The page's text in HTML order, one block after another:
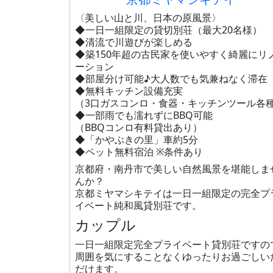
〈美しい山と川、日本の原風景〉
◆一日一組限定の貸切別荘（最大20名様）
◆清流で川遊びが楽しめる
◆築150年超の古民家を使いやすく綺麗にリ
ーション
◆部屋分け可能♪大人数でも気兼ねなく滞在
◆無料キッチン設備充実
（3口ガスコンロ・食器・キッチンツール各種
◆一部雨でも濡れずにBBQ可能
（BBQコンロ有料貸出あり）
◆「かやぶきの里」車約5分
◆ペット無料宿泊 ※条件あり
京都府・南丹市で美しい自然風景を堪能しま
んか？
京都ミヤマシキテイは一日一組限定の完全プ
イベート純和風貸別荘です。
カップル
一日一組限定完全プライベート貸別荘ですの
周囲を気にすることなくゆったりお過ごしい
だけます。